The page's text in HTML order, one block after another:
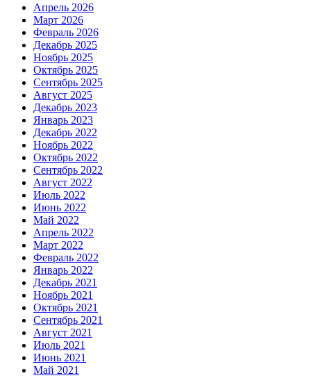
Апрель 2026
Март 2026
Февраль 2026
Декабрь 2025
Ноябрь 2025
Октябрь 2025
Сентябрь 2025
Август 2025
Декабрь 2023
Январь 2023
Декабрь 2022
Ноябрь 2022
Октябрь 2022
Сентябрь 2022
Август 2022
Июль 2022
Июнь 2022
Май 2022
Апрель 2022
Март 2022
Февраль 2022
Январь 2022
Декабрь 2021
Ноябрь 2021
Октябрь 2021
Сентябрь 2021
Август 2021
Июль 2021
Июнь 2021
Май 2021